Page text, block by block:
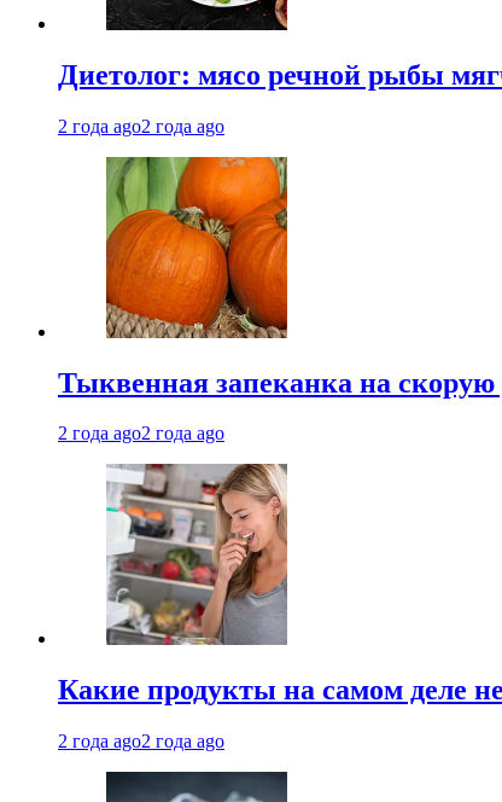
Диетолог: мясо речной рыбы
2 года ago2 года ago
Тыквенная запеканка на скорую
2 года ago2 года ago
Какие продукты на самом деле
2 года ago2 года ago